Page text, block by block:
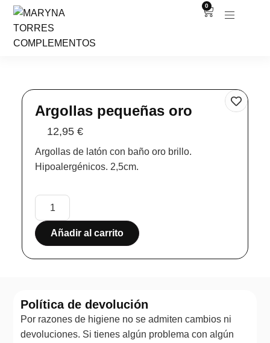
0
Argollas pequeñas oro
12,95€
Argollas de latón con baño oro brillo.
Hipoalergénicos. 2,5cm.
Añadir al carrito
Política de devolución
Por razones de higiene no se admiten cambios ni
devoluciones. Si tienes algún problema con algún